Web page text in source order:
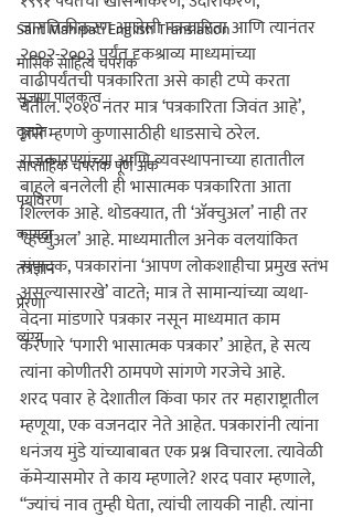
Sant Mahipati English Translation
मासिक साहित्य चपराक
सुजाण पालकत्व
वृत्तांत
साप्ताहिक चपराक पूर्ण अंक
पर्यावरण
कायदा
तंत्रज्ञान
प्रेरणा
व्यंग्य
जागतिकीकरण आलेली पत्रकारिता आणि त्यानंतर
२००२-२००३ पर्यंत दृकश्राव्य माध्यमांच्या
वाढीपर्यंतची पत्रकारिता असे काही टप्पे करता
येतील. २०१० नंतर मात्र ‘पत्रकारिता जिवंत आहे’,
असे म्हणणे कुणासाठीही धाडसाचे ठरेल.
राजकारण्यांच्या आणि व्यवस्थापनाच्या हातातील
बाहुले बनलेली ही भासात्मक पत्रकारिता आता
शिल्लक आहे. थोडक्यात, ती ‘ॲक्चुअल’ नाही तर
‘व्हर्च्युअल’ आहे. माध्यमातील अनेक वलयांकित
संपादक, पत्रकारांना ‘आपण लोकशाहीचा प्रमुख स्तंभ
असल्यासारखे’ वाटते; मात्र ते सामान्यांच्या व्यथा-
वेदना मांडणारे पत्रकार नसून माध्यमात काम
करणारे ‘पगारी भासात्मक पत्रकार’ आहेत, हे सत्य
त्यांना कोणीतरी ठामपणे सांगणे गरजेचे आहे.
शरद पवार हे देशातील किंवा फार तर महाराष्ट्रातील
म्हणूया, एक वजनदार नेते आहेत. पत्रकारांनी त्यांना
धनंजय मुंडे यांच्याबाबत एक प्रश्न विचारला. त्यावेळी
कॅमेऱ्यासमोर ते काय म्हणाले? शरद पवार म्हणाले,
“ज्यांचं नाव तुम्ही घेता, त्यांची लायकी नाही. त्यांना